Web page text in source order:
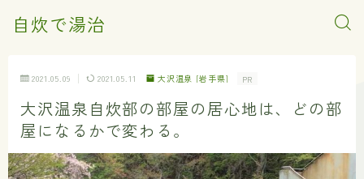
自炊で湯治
2021.05.09 2021.05.11 大沢温泉 [岩手県] PR
大沢温泉自炊部の部屋の居心地は、どの部
屋になるかで変わる。